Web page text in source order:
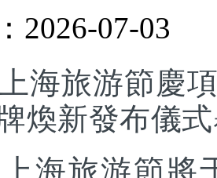
2026-07-03
海旅游節慶
煥新發布儀
旅游節將于